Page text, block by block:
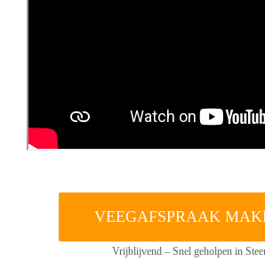
VEEGAFSPRAAK
Vrijblijvend – Snel geholpen in